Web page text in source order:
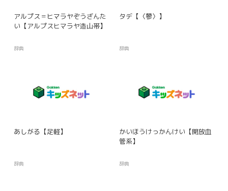
アルプス＝ヒマラヤぞうざんた
い【アルプスヒマラヤ造山帯】
辞典
タデ【〈蓼〉】
辞典
あしがる【足軽】
辞典
かいほうけっかんけい【開放血
管系】
辞典